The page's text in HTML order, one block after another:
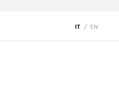
IT / EN